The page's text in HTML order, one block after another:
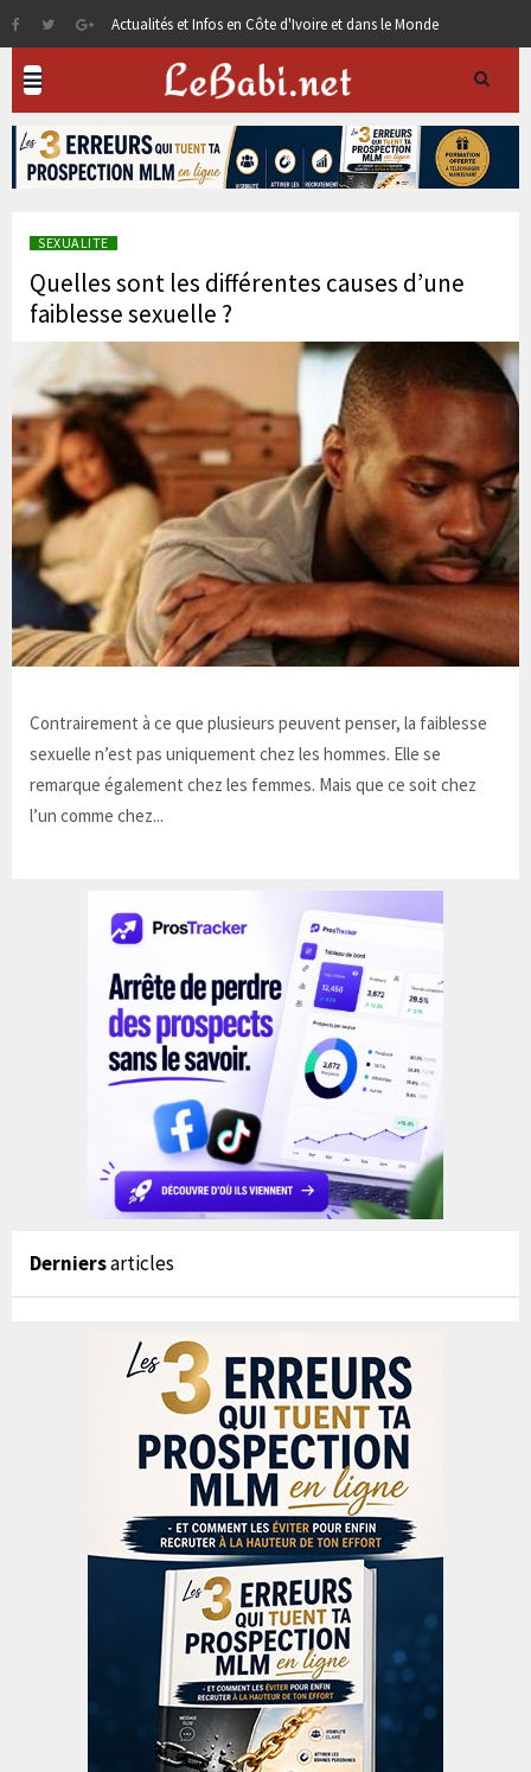
Actualités et Infos en Côte d'Ivoire et dans le Monde
SEXUALITE
Quelles sont les différentes causes d’une
faiblesse sexuelle ?
Contrairement à ce que plusieurs peuvent penser, la faiblesse
sexuelle n’est pas uniquement chez les hommes. Elle se
remarque également chez les femmes. Mais que ce soit chez
l’un comme chez...
Derniersarticles